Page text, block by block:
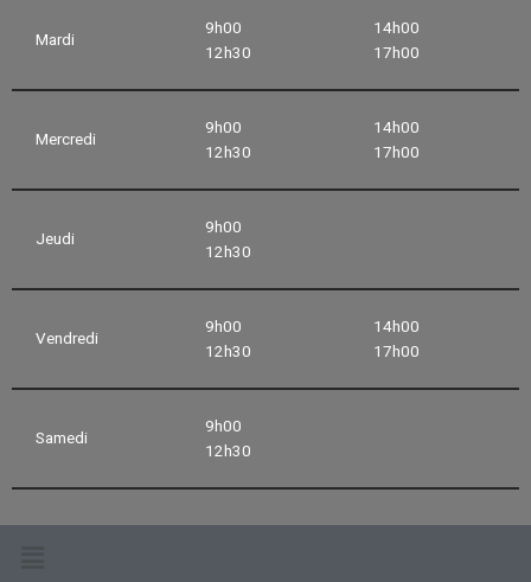
Mardi
9h00
12h30
14h00
17h00
Mercredi
9h00
12h30
14h00
17h00
Jeudi
9h00
12h30
Vendredi
9h00
12h30
14h00
17h00
Samedi
9h00
12h30